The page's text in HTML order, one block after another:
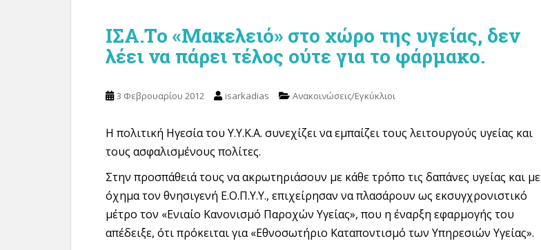
ΙΣΑ.Το «Μακελειό» στο χώρο της υγείας, δεν
λέει να πάρει τέλος ούτε για το φάρμακο.
3 Φεβρουαρίου 2012 isarkadias Ανακοινώσεις/Εγκύκλιοι
Η πολιτική Ηγεσία του Υ.Υ.Κ.Α. συνεχίζει να εμπαίζει τους λειτουργούς υγείας και
τους ασφαλισμένους πολίτες.
Στην προσπάθειά τους να ακρωτηριάσουν με κάθε τρόπο τις δαπάνες υγείας και με
όχημα τον θνησιγενή Ε.Ο.Π.Υ.Υ., επιχείρησαν να πλασάρουν ως εκσυγχρονιστικό
μέτρο τον «Ενιαίο Κανονισμό Παροχών Υγείας», που η έναρξη εφαρμογής του
απέδειξε, ότι πρόκειται για «Εθνοσωτήριο Καταποντισμό των Υπηρεσιών Υγείας».